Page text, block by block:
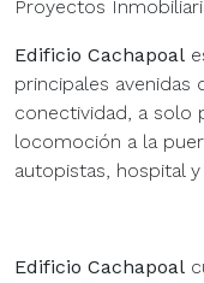
Proyectos
Edificio Cachapoal
principales avenidas
conectividad, a solo
locomoción a la
autopistas, hospital
Edificio Cachapoal